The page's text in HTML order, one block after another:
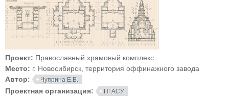
Проект: Православный храмовый комплекс
Место: г. Новосибирск, территория оффинажного завода
Автор:
Чуприна Е.В.
Проектная организация: НГАСУ